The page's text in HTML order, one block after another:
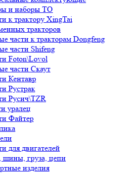
и наборы ТО
к трактору XingTai
тракторов
части к тракторам Dongfeng
части Shifeng
Foton\Lovol
части Скаут
Кентавр
Рустрак
Русич\TZR
уралец
Файтер
для двигателей
шины, груза, цепи
изделия